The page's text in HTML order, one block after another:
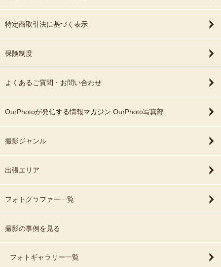
特定商取引法に基づく表示
保険制度
よくあるご質問・お問い合わせ
OurPhotoが発信する情報マガジン OurPhoto写真部
撮影ジャンル
出張エリア
フォトグラファー一覧
撮影の事例を見る
フォトギャラリー一覧